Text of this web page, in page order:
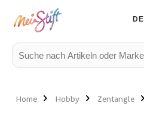
DE
Home Hobby Zentangle